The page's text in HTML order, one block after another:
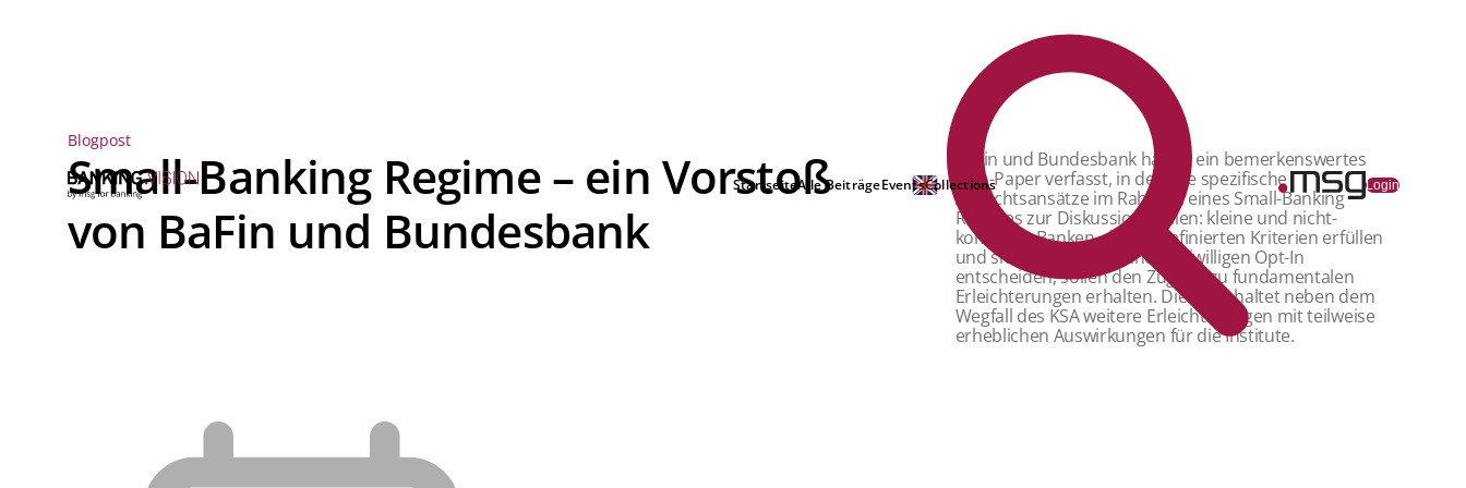
StartseiteAlle BeiträgeEventsCollections Login
Blogpost
Small-Banking Regime – ein Vorstoß
von BaFin und Bundesbank
BaFin und Bundesbank haben ein bemerkenswertes
Non-Paper verfasst, in dem sie spezifische
Aufsichtsansätze im Rahmen eines Small-Banking
Regimes zur Diskussion stellen: kleine und nicht-
komplexe Banken, die die definierten Kriterien erfüllen
und sich im Rahmen eines freiwilligen Opt-In
entscheiden, sollen den Zugang zu fundamentalen
Erleichterungen erhalten. Dies beinhaltet neben dem
Wegfall des KSA weitere Erleichterungen mit teilweise
erheblichen Auswirkungen für die Institute.